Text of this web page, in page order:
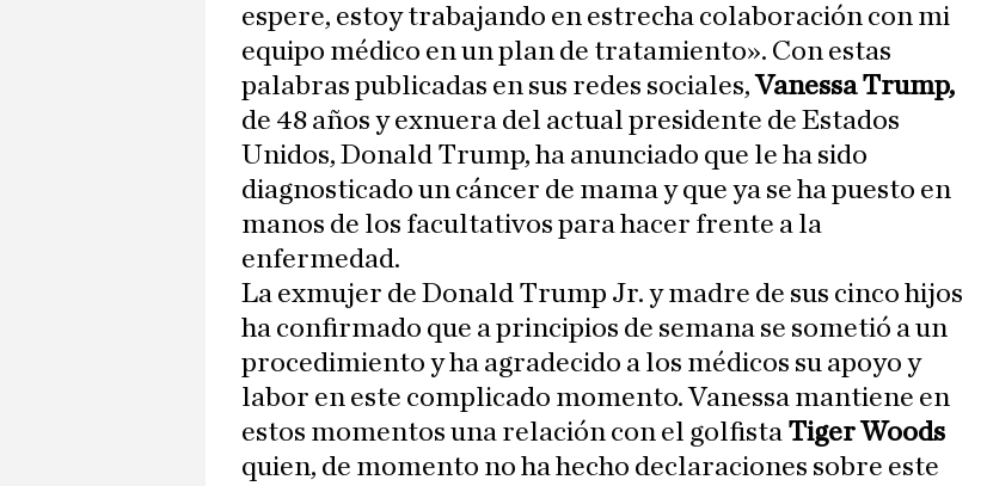
espere, estoy trabajando en estrecha colaboración con mi
equipo médico en un plan de tratamiento». Con estas
palabras publicadas en sus redes sociales,Vanessa Trump,
de 48 años y exnuera del actual presidente de Estados
Unidos, Donald Trump, ha anunciado que le ha sido
diagnosticado un cáncer de mama y que ya se ha puesto en
manos de los facultativos para hacer frente a la
enfermedad.
La exmujer de Donald Trump Jr. y madre de sus cinco hijos
ha confirmado que a principios de semana se sometió a un
procedimiento y ha agradecido a los médicos su apoyo y
labor en este complicado momento. Vanessa mantiene en
estos momentos una relación con el golfista Tiger Woods
quien, de momento no ha hecho declaraciones sobre este